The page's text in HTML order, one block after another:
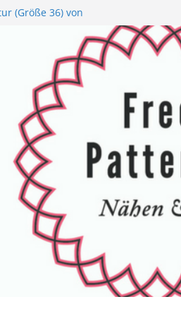
(Größe 36) von
von
von Buttinette